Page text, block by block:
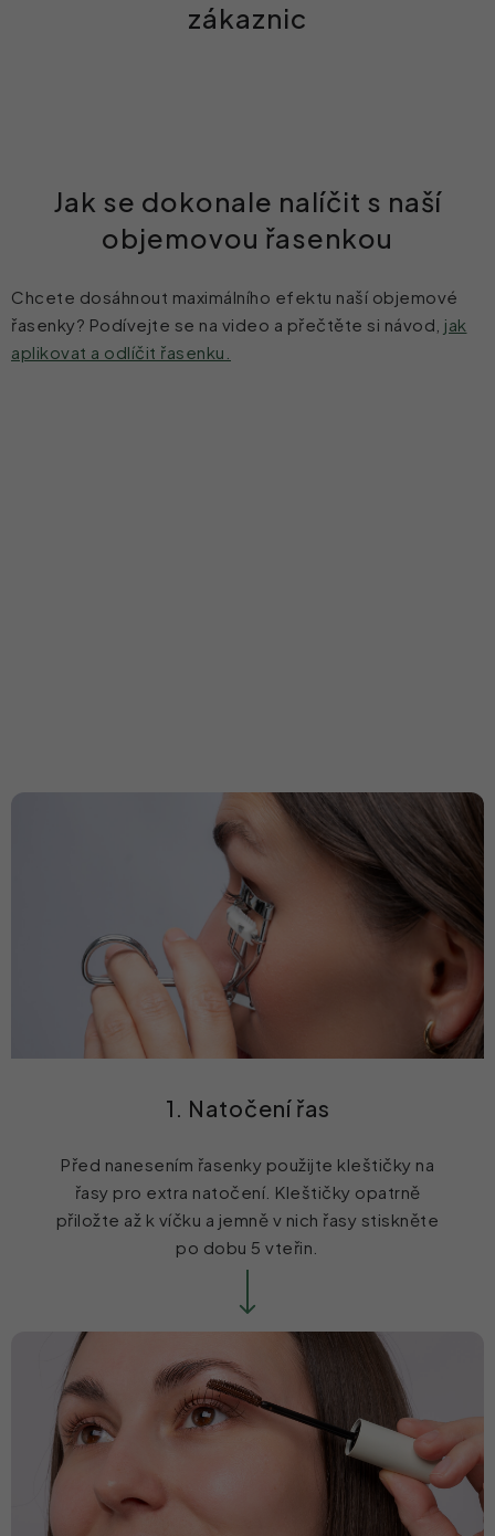
zákaznic
Jak se dokonale nalíčit s naší
objemovou řasenkou
Chcete dosáhnout maximálního efektu naší objemové
řasenky? Podívejte se na video a přečtěte si návod, jak
aplikovat a odlíčit řasenku.
1. Natočení řas
Před nanesením řasenky použijte kleštičky na
řasy pro extra natočení. Kleštičky opatrně
přiložte až k víčku a jemně v nich řasy stiskněte
po dobu 5 vteřin.